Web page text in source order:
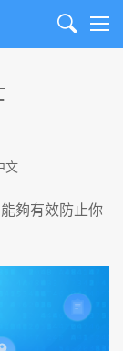
Search
夠有效防止你